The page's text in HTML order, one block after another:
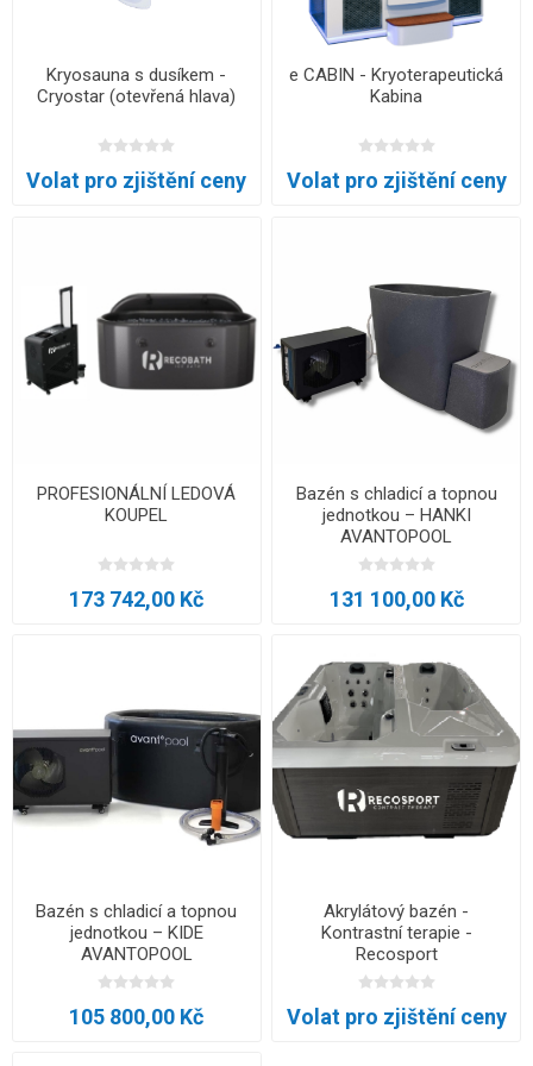
Kryosauna s dusíkem -
Cryostar (otevřená hlava)
Volat pro zjištění ceny
e CABIN - Kryoterapeutická
Kabina
Volat pro zjištění ceny
PROFESIONÁLNÍ LEDOVÁ
KOUPEL
173 742,00 Kč
Bazén s chladicí a topnou
jednotkou – HANKI
AVANTOPOOL
131 100,00 Kč
Bazén s chladicí a topnou
jednotkou – KIDE
AVANTOPOOL
105 800,00 Kč
Akrylátový bazén -
Kontrastní terapie -
Recosport
Volat pro zjištění ceny